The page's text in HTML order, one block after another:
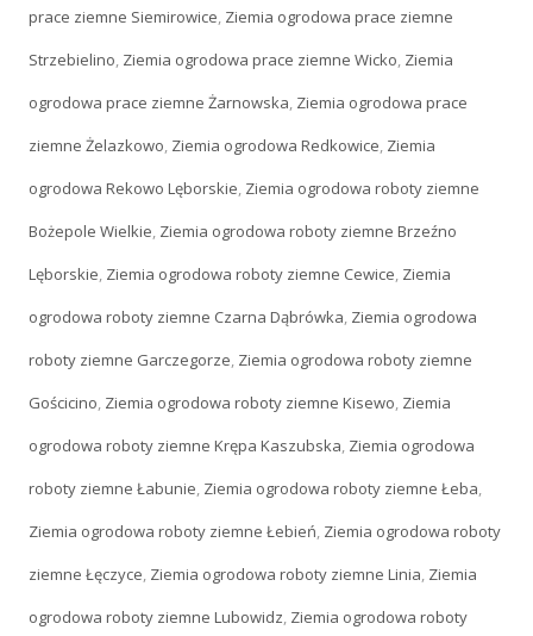
prace ziemne Siemirowice, Ziemia ogrodowa prace ziemne
Strzebielino, Ziemia ogrodowa prace ziemne Wicko, Ziemia
ogrodowa prace ziemne Żarnowska, Ziemia ogrodowa prace
ziemne Żelazkowo, Ziemia ogrodowa Redkowice, Ziemia
ogrodowa Rekowo Lęborskie, Ziemia ogrodowa roboty ziemne
Bożepole Wielkie, Ziemia ogrodowa roboty ziemne Brzeźno
Lęborskie, Ziemia ogrodowa roboty ziemne Cewice, Ziemia
ogrodowa roboty ziemne Czarna Dąbrówka, Ziemia ogrodowa
roboty ziemne Garczegorze, Ziemia ogrodowa roboty ziemne
Gościcino, Ziemia ogrodowa roboty ziemne Kisewo, Ziemia
ogrodowa roboty ziemne Krępa Kaszubska, Ziemia ogrodowa
roboty ziemne Łabunie, Ziemia ogrodowa roboty ziemne Łeba,
Ziemia ogrodowa roboty ziemne Łebień, Ziemia ogrodowa roboty
ziemne Łęczyce, Ziemia ogrodowa roboty ziemne Linia, Ziemia
ogrodowa roboty ziemne Lubowidz, Ziemia ogrodowa roboty